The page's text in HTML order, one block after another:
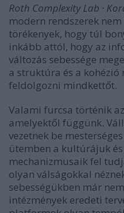
Roth Complexity Lab ·
modern rendszerek
törékenyek, hogy túl
inkább attól, hogy az
változás sebessége
a struktúra és a
feldolgozni mindkettőt.
Valami furcsa történik
amelyektől függünk.
vezetnek be
ütemben a kultúrájuk
mechanizmusaik fel
olyan válságokkal
sebességükben már
intézmények eredeti